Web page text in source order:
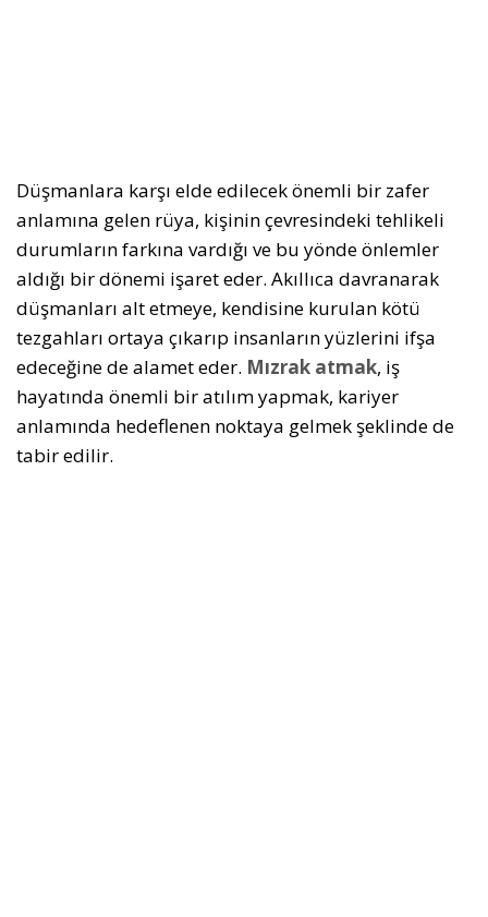
Düşmanlara karşı elde edilecek önemli bir zafer
anlamına gelen rüya, kişinin çevresindeki tehlikeli
durumların farkına vardığı ve bu yönde önlemler
aldığı bir dönemi işaret eder. Akıllıca davranarak
düşmanları alt etmeye, kendisine kurulan kötü
tezgahları ortaya çıkarıp insanların yüzlerini ifşa
edeceğine de alamet eder. Mızrak atmak, iş
hayatında önemli bir atılım yapmak, kariyer
anlamında hedeflenen noktaya gelmek şeklinde de
tabir edilir.